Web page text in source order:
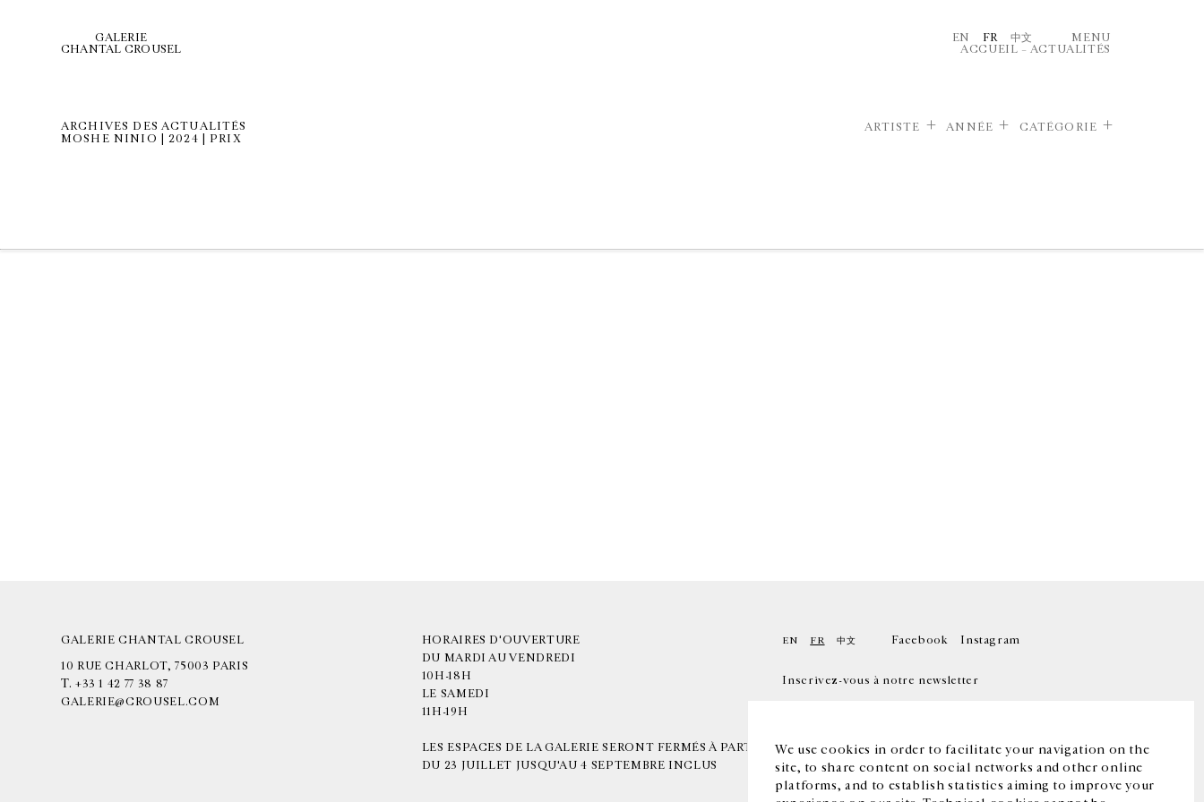
We use cookies in order to facilitate your navigation on the
site, to share content on social networks and other online
platforms, and to establish statistics aiming to improve your
GALERIE
CHANTAL CROUSEL
EN FR 中文
MENU
ACCUEIL – ACTUALITÉS
ARCHIVES DES ACTUALITÉS
MOSHE NINIO | 2024 | PRIX
ARTISTE ANNÉE CATÉGORIE
GALERIE CHANTAL CROUSEL
10 RUE CHARLOT, 75003 PARIS
T. +33 1 42 77 38 87
GALERIE@CROUSEL.COM
HORAIRES D'OUVERTURE
DU MARDI AU VENDREDI
10H-18H
LE SAMEDI
11H-19H
LES ESPACES DE LA GALERIE SERONT FERMÉS À PARTIR
DU 23 JUILLET JUSQU'AU 4 SEPTEMBRE INCLUS
EN FR 中文 Facebook Instagram
Inscrivez-vous à notre newsletter